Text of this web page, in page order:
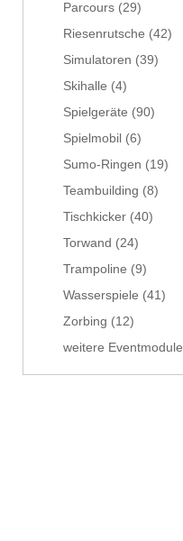
Parcours (29)
Riesenrutsche (42)
Simulatoren (39)
Skihalle (4)
Spielgeräte (90)
Spielmobil (6)
Sumo-Ringen (19)
Teambuilding (8)
Tischkicker (40)
Torwand (24)
Trampoline (9)
Wasserspiele (41)
Zorbing (12)
weitere Eventmodule